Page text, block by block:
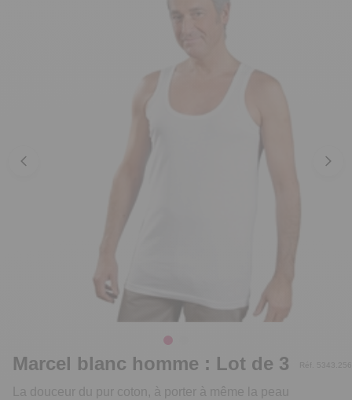
Marcel blanc homme : Lot de 3
La douceur du pur coton, à porter à même la peau
Réf. 5343.256